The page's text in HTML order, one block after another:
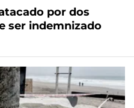
por dos
ser indemnizado